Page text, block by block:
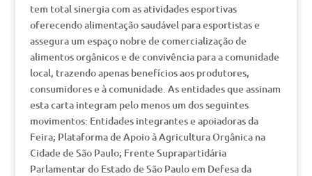
tem total sinergia com as atividades esportivas
oferecendo alimentação saudável para esportistas e
assegura um espaço nobre de comercialização de
alimentos orgânicos e de convivência para a comunidade
local, trazendo apenas benefícios aos produtores,
consumidores e à comunidade. As entidades que assinam
esta carta integram pelo menos um dos seguintes
movimentos: Entidades integrantes e apoiadoras da
Feira; Plataforma de Apoio à Agricultura Orgânica na
Cidade de São Paulo; Frente Suprapartidária
Parlamentar do Estado de São Paulo em Defesa da